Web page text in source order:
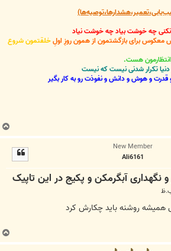
نکنی چه خوشت بیاد چه خوشت نیاد
برای بازگشتمون از همون روزِ اولِخلقتمون شروع
هست.
تکرار شدنی نیست که نیست
قدرت و هوش و دانش و نفوذت رو به کار بگیر
ب
ا
New Member
Ali6161
ب
ا